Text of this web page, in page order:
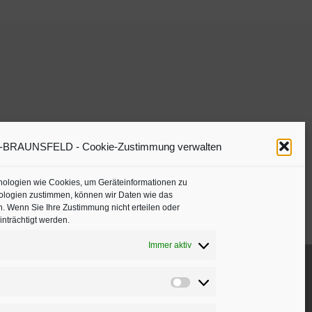
- Cookie-Zustimmung verwalten
wie Cookies, um Geräteinformationen zu
zustimmen, können wir Daten wie das
Wenn Sie Ihre Zustimmung nicht erteilen oder
werden.
Immer aktiv
Präferenzen